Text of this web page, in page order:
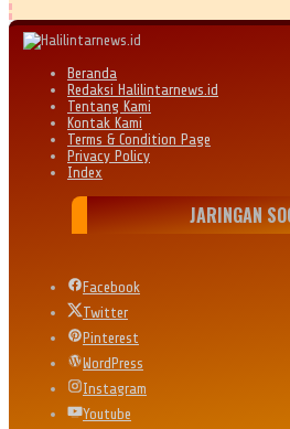
Beranda
Redaksi Halilintarnews.id
Tentang Kami
Kontak Kami
Terms & Condition Page
Privacy Policy
Index
JARINGAN
Facebook
Twitter
Pinterest
WordPress
Instagram
Youtube